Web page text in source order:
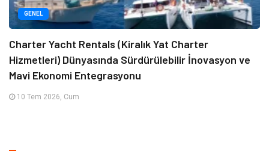
GENEL
Charter Yacht Rentals (Kiralık Yat Charter
Hizmetleri) Dünyasında Sürdürülebilir İnovasyon ve
Mavi Ekonomi Entegrasyonu
10 Tem 2026, Cum